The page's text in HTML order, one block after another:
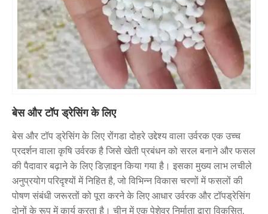
बेस और टॉप ड्रेसिंग के लिए
बेस और टॉप ड्रेसिंग के लिए रोंगडा दोहरे उद्देश्य वाला उर्वरक एक उच्च
प्रदर्शन वाला कृषि उर्वरक है जिसे खेती प्रबंधन को सरल बनाने और फसल
की पैदावार बढ़ाने के लिए डिज़ाइन किया गया है। इसका मुख्य लाभ लचीले
अनुप्रयोग परिदृश्यों में निहित है, जो विभिन्न विकास चरणों में फसलों की
पोषण संबंधी जरूरतों को पूरा करने के लिए आधार उर्वरक और टॉपड्रेसिंग
दोनों के रूप में कार्य करता है। चीन में एक पेशेवर निर्माता द्वारा विकसित,